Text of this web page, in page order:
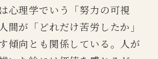
心理学でいう「努力の可視
間が「どれだけ苦労したか」
傾向とも関係している。人が